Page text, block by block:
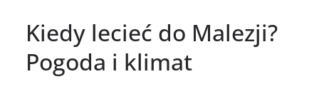
Kiedy lecieć do Malezji?
Pogoda i klimat